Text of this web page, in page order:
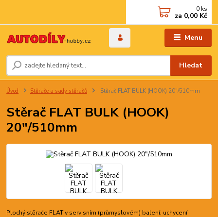
Menu
Hledat
0 ks
za 0,00 Kč
Úvod Stěrače a sady stěračů Stěrač FLAT BULK (HOOK) 20"/510mm
Stěrač FLAT BULK (HOOK)
20"/510mm
Plochý stěrače FLAT v servisním (průmyslovém) balení, uchycení